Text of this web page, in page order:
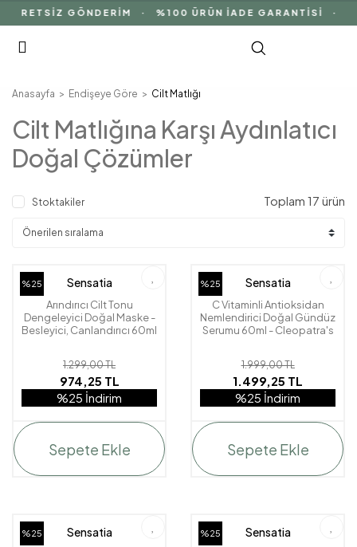
GÖNDERİM · %100 ÜRÜN İADE GARANTİSİ ·
Anasayfa Endişeye Göre Cilt Matlığı
Cilt Matlığına Karşı Aydınlatıcı
Doğal Çözümler
Stoktakiler Toplam 17 ürün
%25 Sensatia
Arındırıcı Cilt Tonu
Dengeleyici Doğal Maske -
Besleyici, Canlandırıcı 60ml
1.299,00 TL
974,25 TL
%25 İndirim
Sepete Ekle
%25 Sensatia
C Vitaminli Antioksidan
Nemlendirici Doğal Gündüz
Serumu 60ml - Cleopatra's
1.999,00 TL
1.499,25 TL
%25 İndirim
Sepete Ekle
%25 Sensatia %25 Sensatia